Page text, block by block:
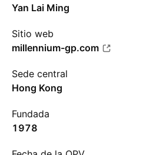
Yan Lai Ming
Sitio web
millennium-gp.com
Sede central
Hong Kong
Fundada
1978